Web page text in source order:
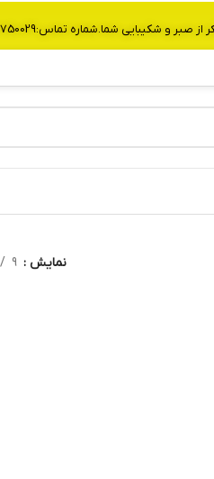
نمایش 9